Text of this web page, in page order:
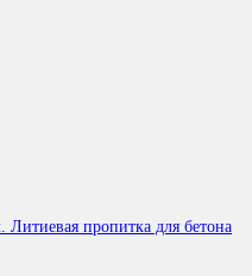
пропитка для бетона